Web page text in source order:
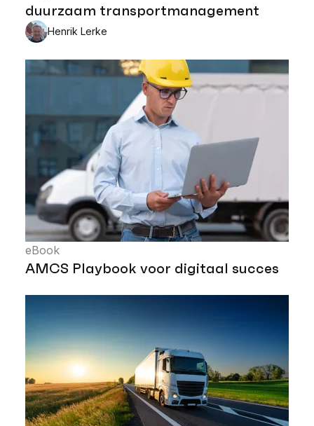
duurzaam transportmanagement
Henrik Lerke
eBook
AMCS Playbook voor digitaal succes